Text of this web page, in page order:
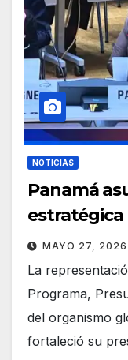
NOTICIAS
Panamá
estratégica
MAYO 27, 2026
La
Programa,
del organismo
fortaleció su